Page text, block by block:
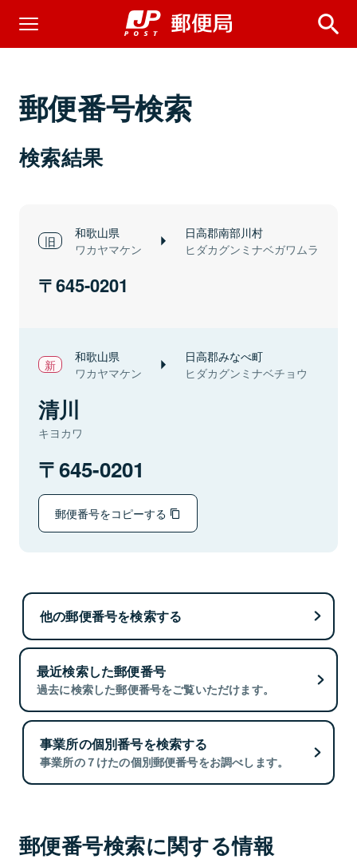
郵便番号検索
検索結果
和歌山県
ワカヤマケン
日高郡南部川村
ヒダカグンミナベガワムラ
645-0201
和歌山県
ワカヤマケン
日高郡みなべ町
ヒダカグンミナベチョウ
清川
キヨカワ
645-0201
郵便番号をコピーする
他の郵便番号を検索する
最近検索した郵便番号
過去に検索した郵便番号をご覧いただけます。
事業所の個別番号を検索する
事業所の７けたの個別郵便番号をお調べします。
郵便番号検索に関する情報